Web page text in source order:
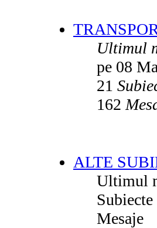
Ultimul
pe 08
21
162
ALTE
Ultimul
Subiecte
Mesaje